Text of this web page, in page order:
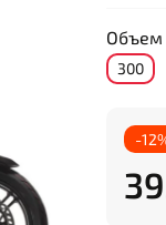
Объем
300
-